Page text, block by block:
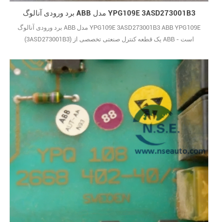
برد ورودی آنالوگ ABB مدل YPG109E 3ASD273001B3
برد ورودی آنالوگ ABB مدل YPG109E 3ASD273001B3 ABB YPG109E
(3ASD273001B3) یک قطعه کنترل صنعتی تخصصی از ABB است -
قطعه برای انجام یک کار خاص در سیستم‌های اتوماسیون صنعتی ساخته
شده است و هدف آن حفظ کارایی و قابلیت اطمینان عملیات است. این
برد ورودی آنالوگ که برای محیط‌های صنعتی سخت طر29